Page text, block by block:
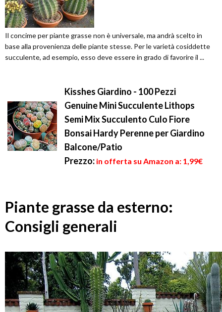
Il concime per piante grasse non è universale, ma andrà scelto in
base alla provenienza delle piante stesse. Per le varietà cosiddette
succulente, ad esempio, esso deve essere in grado di favorire il ...
Kisshes Giardino - 100 Pezzi
Genuine Mini Succulente Lithops
Semi Mix Succulento Culo Fiore
Bonsai Hardy Perenne per Giardino
Balcone/Patio
Prezzo: in offerta su Amazon a: 1,99€
Piante grasse da esterno:
Consigli generali